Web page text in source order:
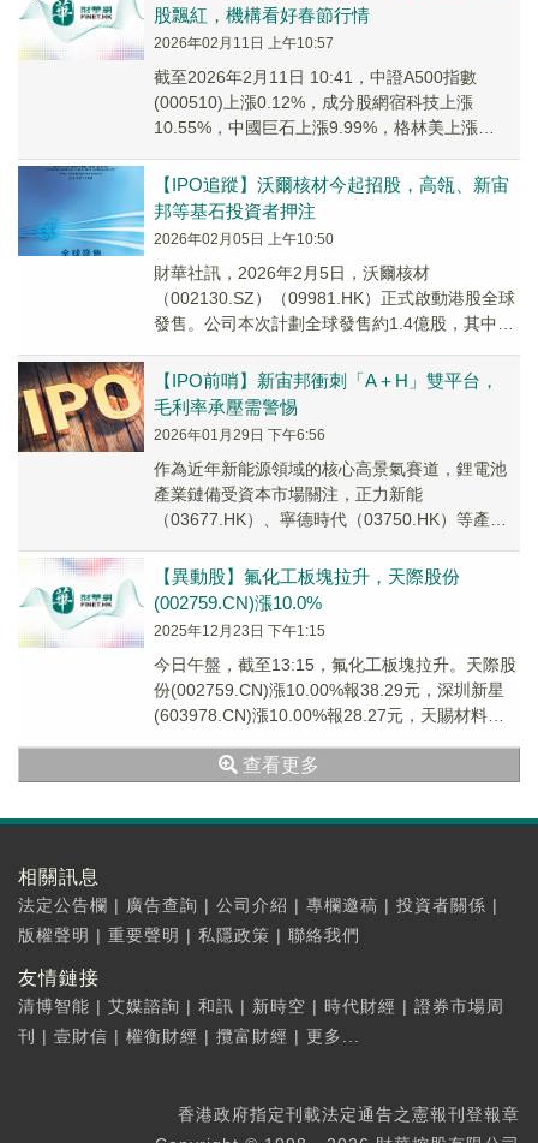
股飄紅，機構看好春節行情
2026年02月11日 上午10:57
截至2026年2月11日 10:41，中證A500指數
(000510)上漲0.12%，成分股網宿科技上漲
10.55%，中國巨石上漲9.99%，格林美上漲
【IPO追蹤】沃爾核材今起招股，高瓴、新宙
邦等基石投資者押注
2026年02月05日 上午10:50
財華社訊，2026年2月5日，沃爾核材
（002130.SZ）（09981.HK）正式啟動港股全球
發售。公司本次計劃全球發售約1.4億股，其中約
售。
【IPO前哨】新宙邦衝刺「A＋H」雙平台，
毛利率承壓需警惕
2026年01月29日 下午6:56
作為近年新能源領域的核心高景氣賽道，鋰電池
產業鏈備受資本市場關注，正力新能
（03677.HK）、寧德時代（03750.HK）等產業
【異動股】氟化工板塊拉升，天際股份
(002759.CN)漲10.0%
2025年12月23日 下午1:15
今日午盤，截至13:15，氟化工板塊拉升。天際股
份(002759.CN)漲10.00%報38.29元，深圳新星
(603978.CN)漲10.00%報28.27元，天賜材料
查看更多
相關訊息
法定公告欄 | 廣告查詢 | 公司介紹 | 專欄邀稿 | 投資者關係 |
版權聲明 | 重要聲明 | 私隱政策 | 聯絡我們
友情鏈接
清博智能 | 艾媒諮詢 | 和訊 | 新時空 | 時代財經 | 證券市場周
刊
| 壹財信 | 權衡財經 | 攬富財經 | 更多...
香港政府指定刊載法定通告之憲報刊登報章